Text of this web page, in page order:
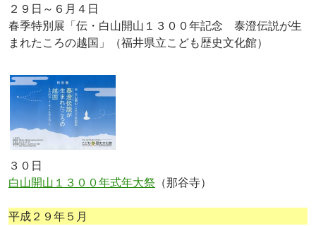
２９日～６月４日
春季特別展「伝・白山開山１３００年記念 泰澄伝説が生
まれたころの越国」（福井県立こども歴史文化館）
３０日
白山開山１３００年式年大祭 （那谷寺）
平成２９年５月